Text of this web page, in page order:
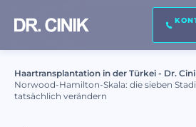
KONTAKTIEREN SIE
Name *
Haartransplantation in der Türkei - Dr.
Norwood-Hamilton-Skala: die sieben
tatsächlich verändern